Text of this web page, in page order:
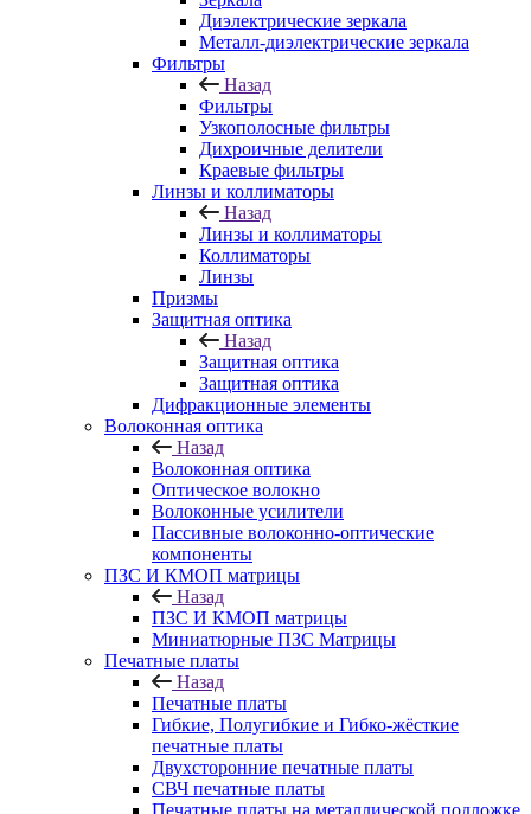
Диэлектрические зеркала
Металл-диэлектрические зеркала
Фильтры
Назад
Фильтры
Узкополосные фильтры
Дихроичные делители
Краевые фильтры
Линзы и коллиматоры
Назад
Линзы и коллиматоры
Коллиматоры
Линзы
Призмы
Защитная оптика
Назад
Защитная оптика
Защитная оптика
Дифракционные элементы
Волоконная оптика
Назад
Волоконная оптика
Оптическое волокно
Волоконные усилители
Пассивные волоконно-оптические
компоненты
ПЗС И КМОП матрицы
Назад
ПЗС И КМОП матрицы
Миниатюрные ПЗС Матрицы
Печатные платы
Назад
Печатные платы
Гибкие, Полугибкие и Гибко-жёсткие
печатные платы
Двухсторонние печатные платы
СВЧ печатные платы
Печатные платы на металлической подложке